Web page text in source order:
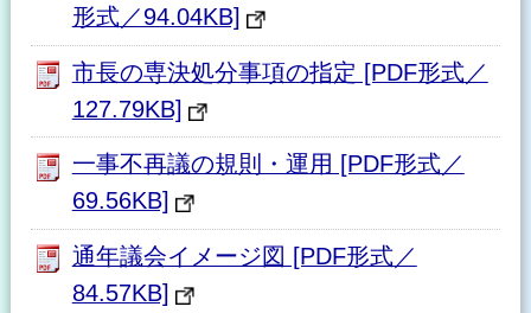
形式／94.04KB]
市長の専決処分事項の指定 [PDF形式／
127.79KB]
一事不再議の規則・運用 [PDF形式／
69.56KB]
通年議会イメージ図 [PDF形式／
84.57KB]